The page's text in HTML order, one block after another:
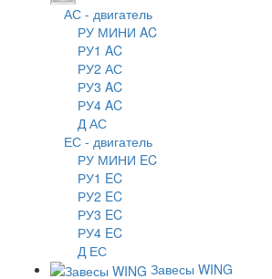
АС - двигатель
РУ МИНИ AC
РУ1 AC
РУ2 АС
РУ3 AC
РУ4 AC
Д АС
ЕС - двигатель
РУ МИНИ EC
РУ1 EC
РУ2 EC
РУ3 EC
РУ4 EC
Д ЕС
Завесы WING